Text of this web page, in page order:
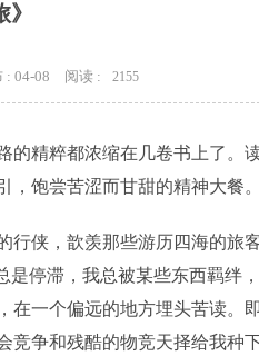
: 04-08 阅读 : 2155
的精粹都浓缩在几卷书上了。
饱尝苦涩而甘甜的精神大餐。
行侠，歆羡那些游历四海的旅
是停滞，我总被某些东西羁绊
在一个偏远的地方埋头苦读。
竞争和残酷的物竞天择给我种